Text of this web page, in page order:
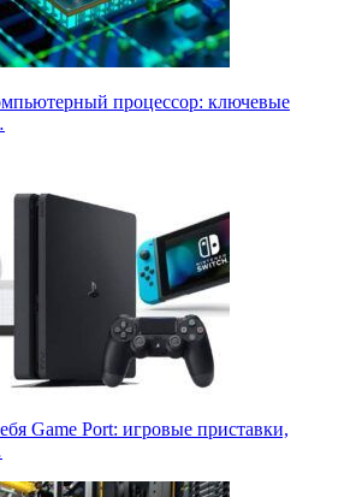
процессор: ключевые
Game Port: игровые приставки,